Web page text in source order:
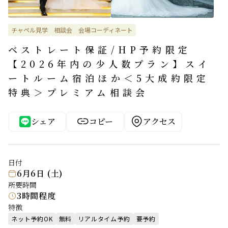
チャペル見学 相談会 会場コーディネート
ベストレート保証/HP予約限定
【2026年内の少人数プラン】スイ
ートルーム宿泊ほか＜5大成約限定
特典＞プレミアム相談会
シェア コピー アクセス
日付
6月6日 (土)
所要時間
3時間程度
特徴
ネット予約OK 無料 リアルタイム予約 要予約